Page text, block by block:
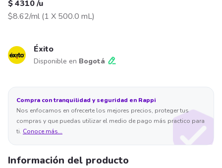
$ 4310/u
$8.62/ml (1 X 500.0 mL)
Éxito
Disponible en Bogotá
Compra con tranquilidad y seguridad en Rappi
Nos enfocamos en ofrecerte los mejores precios, proteger tus
compras y que puedas utilizar el medio de pago más practico para
ti. Conoce más...
Información del producto